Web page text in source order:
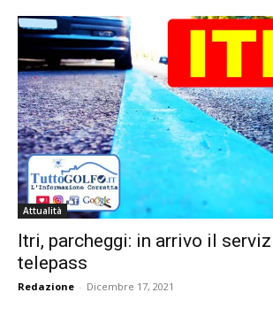
Attualità
Itri, parcheggi: in arrivo il
telepass
Redazione - Dicembre 17, 2021